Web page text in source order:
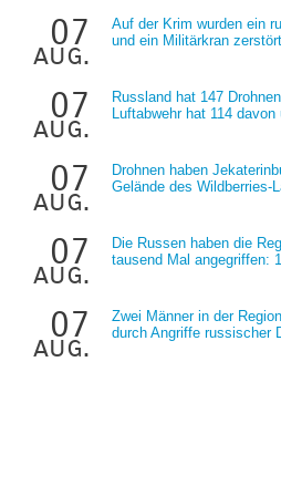
07
aug.
Auf der Krim wurden ein
und ein Militärkran zerstört
07
aug.
Russland hat 147
Luftabwehr hat 114
07
aug.
Drohnen haben
Gelände des Wildberries-
07
aug.
Die Russen haben die
tausend Mal angegriffen:
07
aug.
Zwei Männer in der
durch Angriffe russischer